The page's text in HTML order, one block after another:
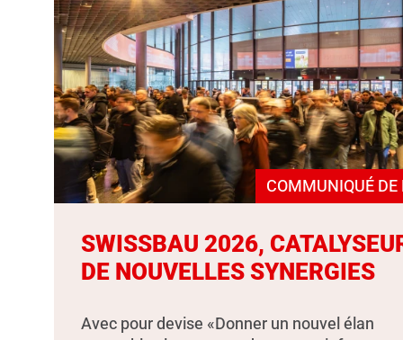
COMMUNIQUÉ DE
SWISSBAU 2026,
DE NOUVELLES SYNERGIES
Avec pour devise «Donner un nouvel élan